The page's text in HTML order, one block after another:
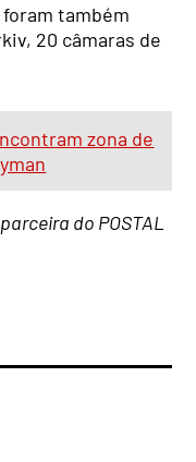
também
20 câmaras de
zona de
do POSTAL